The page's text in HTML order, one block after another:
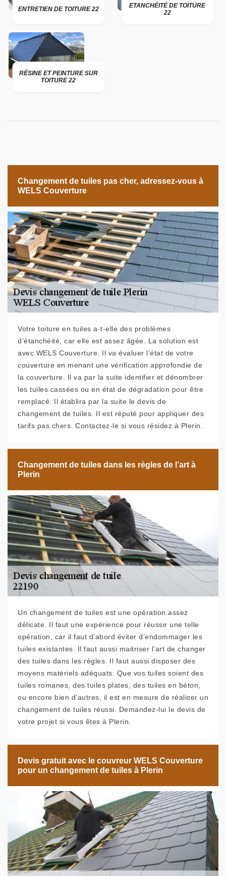
ENTRETIEN DE TOITURE 22
ETANCHÉITÉ DE TOITURE
22
RÉSINE ET PEINTURE SUR
TOITURE 22
Changement de tuiles pas cher, adressez-vous à
WELS Couverture
Votre toiture en tuiles a-t-elle des problèmes
d’étanchéité, car elle est assez âgée. La solution est
avec WELS Couverture. Il va évaluer l’état de votre
couverture en menant une vérification approfondie de
la couverture. Il va par la suite identifier et dénombrer
les tuiles cassées ou en état de dégradation pour être
remplacé. Il établira par la suite le devis de
changement de tuiles. Il est réputé pour appliquer des
tarifs pas chers. Contactez-le si vous résidez à Plerin.
Changement de tuiles dans les règles de l’art à
Plerin
Un changement de tuiles est une opération assez
délicate. Il faut une expérience pour réussir une telle
opération, car il faut d’abord éviter d’endommager les
tuiles existantes. Il faut aussi maitriser l’art de changer
des tuiles dans les règles. Il faut aussi disposer des
moyens matériels adéquats. Que vos tuiles soient des
tuiles romanes, des tuiles plates, des tuiles en béton,
ou encore bien d’autres, il est en mesure de réaliser un
changement de tuiles réussi. Demandez-lui le devis de
votre projet si vous êtes à Plerin.
Devis gratuit avec le couvreur WELS Couverture
pour un changement de tuiles à Plerin